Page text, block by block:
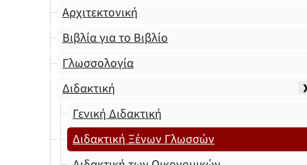
Αρχιτεκτονική
Βιβλία για το Βιβλίο
Γλωσσολογία
Διδακτική
Γενική Διδακτική
Διδακτική Ξένων Γλωσσών